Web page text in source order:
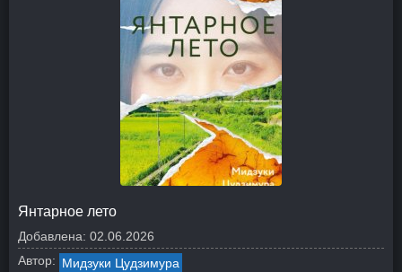
Янтарное лето
Добавлена: 02.06.2026
Автор: Мидзуки Цудзимура